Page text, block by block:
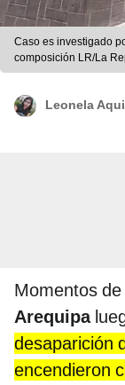
Caso es investigado
composición LR/La
Leonela
Momentos
Arequipa
desaparición
encendieron